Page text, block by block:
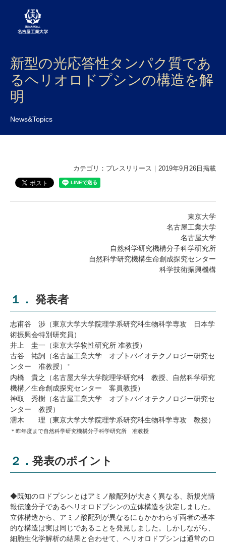
大学案内
学部・大学院・センター
入試
卒業生
アクセス
キャンパスマップ
新型の光応答性タンパク質であ
るヘリオロドプシンの構造を解
明
News&Topics
カテゴリ：プレスリリース｜2019年9月26日掲載
東京大学
名古屋工業大学
名古屋大学
自然科学研究機構分子科学研究所
自然科学研究機構生命創成探究センター
科学技術振興機構
１． 発表者
志甫谷 渉（東京大学大学院理学系研究科生物科学専攻 日本学
術振興会特別研究員）
井上 圭一（東京大学物性研究所 准教授）
古谷 祐詞（名古屋工業大学 オプトバイオテクノロジー研究セ
ンター 准教授）
＊
内橋 貴之（名古屋大学大学院理学研究科 教授、自然科学研究
機構／生命創成探究センター 客員教授）
神取 秀樹（名古屋工業大学 オプトバイオテクノロジー研究セ
ンター 教授）
濡木 理（東京大学大学院理学系研究科生物科学専攻 教授）
＊昨年度まで自然科学研究機構分子科学研究所 准教授
２．発表のポイント
◆既知のロドプシンとはアミノ酸配列が大きく異なる、新規光情
報伝達分子であるヘリオロドプシンの立体構造を決定しました。
立体構造から、アミノ酸配列が異なるにもかかわらず両者の基本
的な構造は実は同じであることを発見しました。しかしながら、
細胞生化学解析の結果と合わせて、ヘリオロドプシンは通常のロ